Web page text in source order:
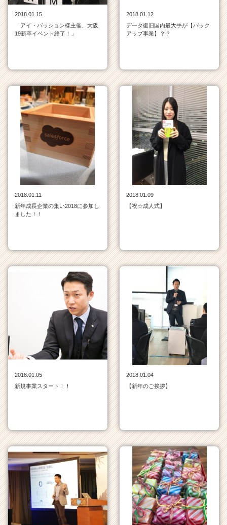
覧
チ
ャ
ー・
成
長
企
業
ら
ス
カ
が
活
サ
イ
ト
チ
ア
キ
ャ
リ
ア
（C
r
e
e
r）
2018.01.15
「アイ・パッション様主催、大阪
19新卒イベント終了！」
2018.01.12
データ復旧国内最大手が【バック
アップ事業】？？
2018.01.11
新年成長企業の集い2018に参加し
ました！！
2018.01.09
【祝☆成人式】
2018.01.05
新規事業スタート！！
2018.01.04
【新年のご挨拶】